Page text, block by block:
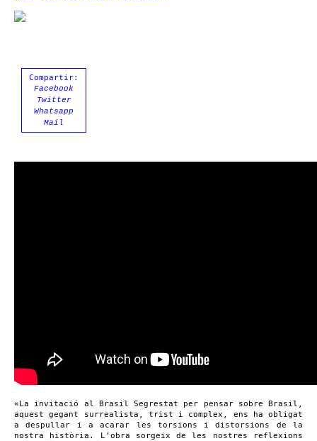
Compartir:
Facebook
Twitter
Whatsapp
Mail
«La invitació al Brasil Segrestat per pensar sobre Brasil,
aquest gegant surrealista, trist i complex, ens ha obligat
a despullar i a acarar les torsions i distorsions de la
nostra història. L’obra sorgeix de les nostres reflexions